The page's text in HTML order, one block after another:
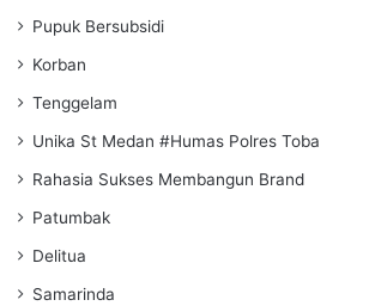
Pupuk Bersubsidi
Korban
Tenggelam
Unika St Medan #Humas Polres Toba
Rahasia Sukses Membangun Brand
Patumbak
Delitua
Samarinda